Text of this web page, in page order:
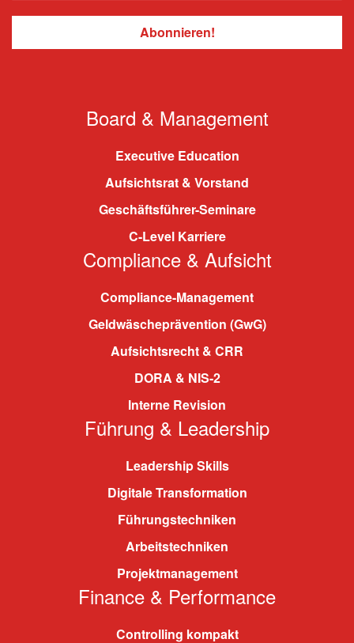
Board & Management
Executive Education
Aufsichtsrat & Vorstand
Geschäftsführer-Seminare
C-Level Karriere
Compliance & Aufsicht
Compliance-Management
Geldwäscheprävention (GwG)
Aufsichtsrecht & CRR
DORA & NIS-2
Interne Revision
Führung & Leadership
Leadership Skills
Digitale Transformation
Führungstechniken
Arbeitstechniken
Projektmanagement
Finance & Performance
Controlling kompakt